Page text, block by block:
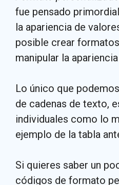
fue pensado
la apariencia de
posible crear
manipular la
Lo único que
de cadenas de texto,
individuales como lo
ejemplo de la tabla
Si quieres saber un
códigos de formato